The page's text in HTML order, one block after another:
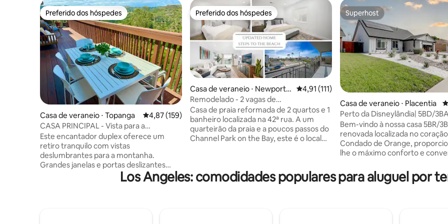
Preferido dos hóspedes
Preferido dos hóspedes
Casa de veraneio ⋅ Topanga 4,87 de uma avaliação média de 5, 159 avaliações
4,87 (159)
CASA PRINCIPAL - Vista para a
montanha Topanga com um grande
deck
Este encantador duplex oferece um
retiro tranquilo com vistas
deslumbrantes para a montanha.
Grandes janelas e portas deslizantes
preenchem o espaço com luz natural e
se abrem para as pitorescas Montanhas
Preferido dos hóspedes
Preferido dos hóspedes
Casa de veraneio ⋅ Newport B
each
4,91 de uma avaliação média de 5, 111
4,91 (111)
Remodelado - 2 vagas de
estacionamento - Limpo - Caminhada
até a praia
Casa de praia reformada de 2 quartos e 1
banheiro localizada na 42ª rua. A um
quarteirão da praia e a poucos passos do
Channel Park on the Bay, este é o local
estacionamento, Smart TV, Wi-Fi, uma
cozinha totalmente equipada, máquina
Superhost
Superhost
Casa de veraneio ⋅ Placentia
Perto da Disneylândia| 5BD/
King|Disney+Hulu+
Bem-vindo à nossa casa 5BR/
renovada localizada no
Condado de Orange,
lhe o máximo conforto e
localização central, você
minutos das principais
Anaheim, Fazenda Knott 's Berry.
Los Angeles: comodidades populares para aluguel por